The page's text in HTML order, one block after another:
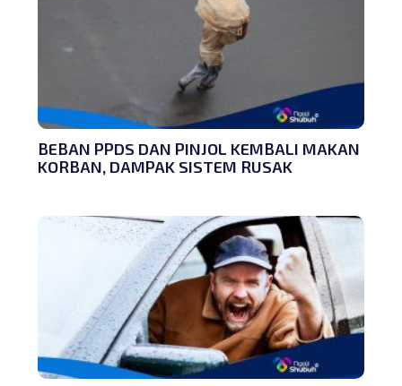
BEBAN PPDS DAN PINJOL KEMBALI MAKAN
KORBAN, DAMPAK SISTEM RUSAK